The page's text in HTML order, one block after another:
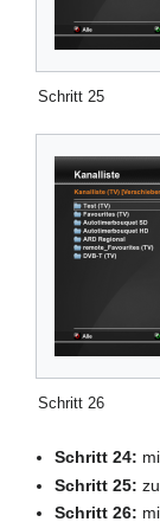
Schritt 25
Schritt 26
Schritt 24:
Schritt 25:
Schritt 26: